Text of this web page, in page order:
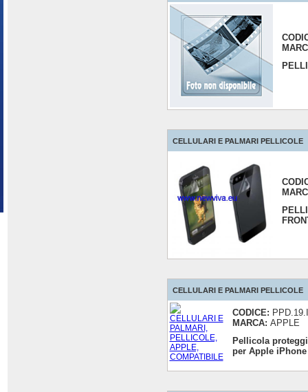
CELLULARI E PALMARI PELLICOLE
CELLULARI E PALMARI PELLICOLE
CODICE:
MARCA: APPLE
Pellicola
per Apple iPhone